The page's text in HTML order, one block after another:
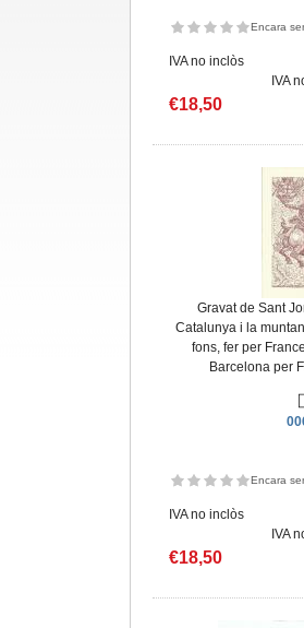
Encara
IVA no inclòs
IVA
€18,50
Gravat de Sant
Catalunya i la
fons, fer per
Barcelona per
Encara
IVA no inclòs
IVA
€18,50